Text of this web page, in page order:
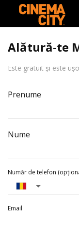
Alătură-te
Este gratuit și este
Prenume
Nume
Număr de telefon
Email